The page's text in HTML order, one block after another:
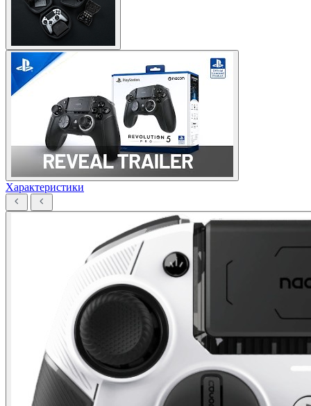
Характеристики